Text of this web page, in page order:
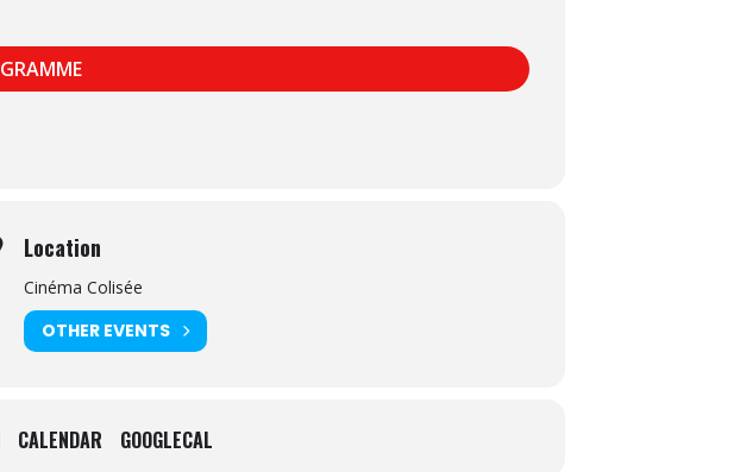
Location
Cinéma Colisée
OTHER EVENTS
CALENDAR GOOGLECAL